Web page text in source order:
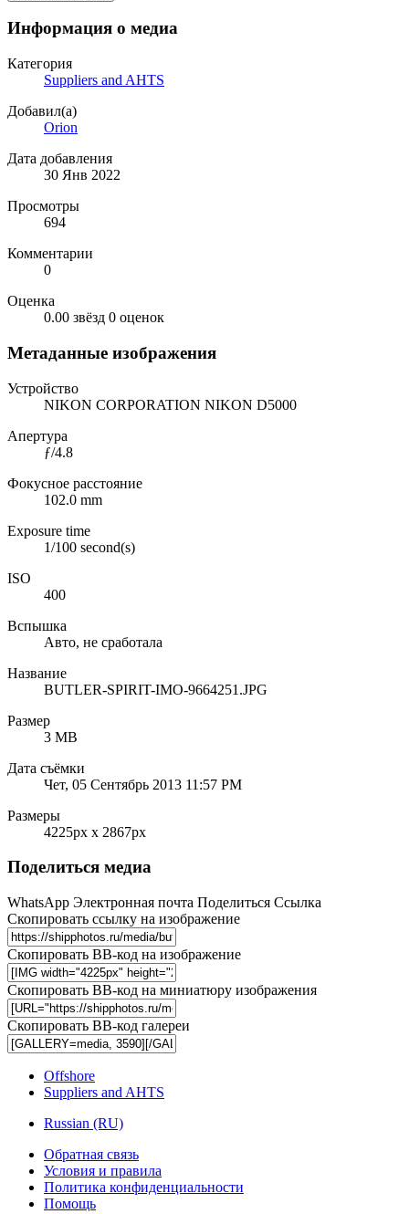
Информация о медиа
Категория
Suppliers and AHTS
Добавил(а)
Orion
Дата добавления
30 Янв 2022
Просмотры
694
Комментарии
0
Оценка
0.00 звёзд 0 оценок
Метаданные изображения
Устройство
NIKON CORPORATION NIKON D5000
Апертура
ƒ/4.8
Фокусное расстояние
102.0 mm
Exposure time
1/100 second(s)
ISO
400
Вспышка
Авто, не сработала
Название
BUTLER-SPIRIT-IMO-9664251.JPG
Размер
3 MB
Дата съёмки
Чет, 05 Сентябрь 2013 11:57 PM
Размеры
4225px x 2867px
Поделиться медиа
WhatsApp Электронная почта Поделиться Ссылка
Скопировать ссылку на изображение
Скопировать BB-код на изображение
Скопировать BB-код на миниатюру изображения
Скопировать BB-код галереи
Offshore
Suppliers and AHTS
Russian (RU)
Обратная связь
Условия и правила
Политика конфиденциальности
Помощь